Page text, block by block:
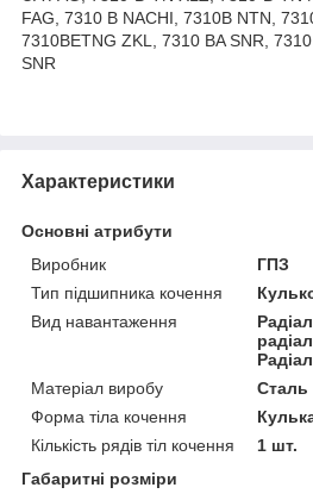
FAG, 7310 B NACHI, 7310B NTN,
7310BETNG ZKL, 7310 BA SNR,
SNR
Характеристики
Основні атрибути
Виробник
ГПЗ
Тип підшипника кочення
Вид навантаження
Матеріал виробу
Сталь
Форма тіла кочення
Кількість рядів тіл кочення
1 шт.
Габаритні розміри